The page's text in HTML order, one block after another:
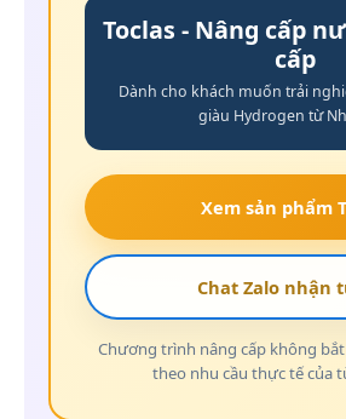
Toclas - Nâng cấp
cấp
Dành cho khách muốn trải
giàu Hydrogen từ
Xem sản phẩm
Chat Zalo nhận
Chương trình nâng cấp không
theo nhu cầu thực tế của